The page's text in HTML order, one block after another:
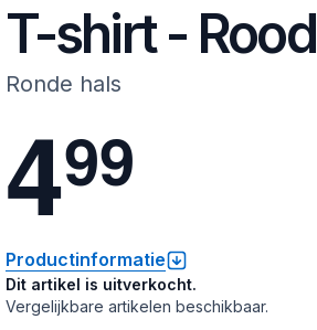
T-shirt - Rood
Ronde hals
499
Productinformatie
Dit artikel is uitverkocht.
Vergelijkbare artikelen beschikbaar.